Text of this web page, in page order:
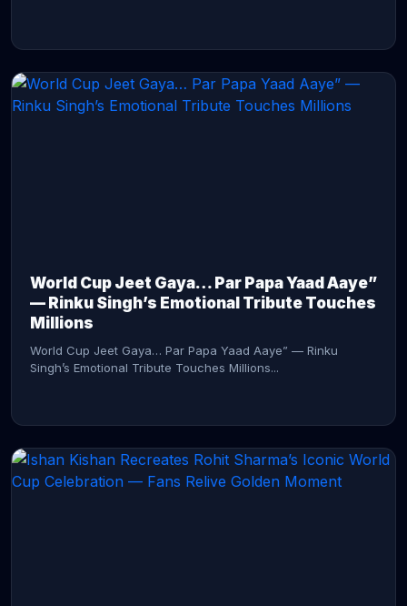
World Cup Jeet Gaya… Par Papa Yaad Aaye”
— Rinku Singh’s Emotional Tribute Touches
Millions
World Cup Jeet Gaya… Par Papa Yaad Aaye” — Rinku
Singh’s Emotional Tribute Touches Millions...